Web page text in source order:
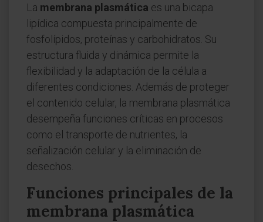
La membrana plasmática es una bicapa
lipídica compuesta principalmente de
fosfolípidos, proteínas y carbohidratos. Su
estructura fluida y dinámica permite la
flexibilidad y la adaptación de la célula a
diferentes condiciones. Además de proteger
el contenido celular, la membrana plasmática
desempeña funciones críticas en procesos
como el transporte de nutrientes, la
señalización celular y la eliminación de
desechos.
Funciones principales de la
membrana plasmática